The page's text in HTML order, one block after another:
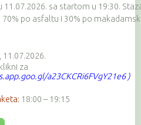
11.07.2026. sa startom u 19:30.
70% po asfaltu i 30% po
11.07.2026.
za
a23CKCRi6FVgY21e6)
18:00 – 19:15